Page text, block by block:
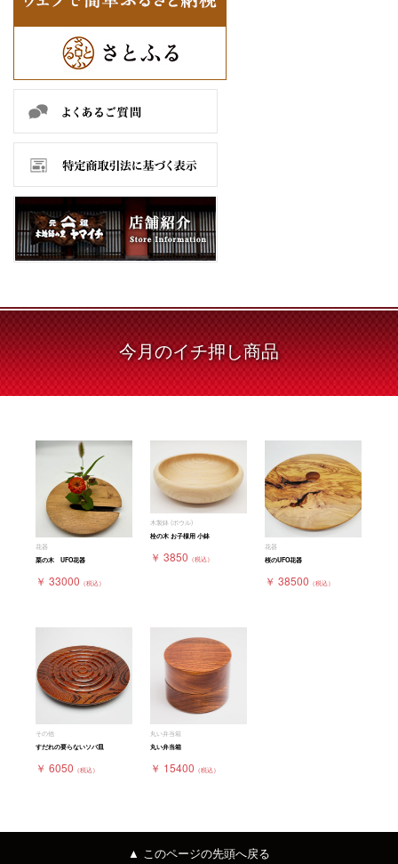
今月のイチ押し商品
花器
栗の木 UFO花器
￥ 33000 （税込）
木製鉢 (ボウル)
栓の木 お子様用 小鉢
￥ 3850 （税込）
花器
桜のUFO花器
￥ 38500 （税込）
その他
すだれの要らないソバ皿
￥ 6050 （税込）
丸い弁当箱
丸い弁当箱
￥ 15400 （税込）
▲ このページの先頭へ戻る